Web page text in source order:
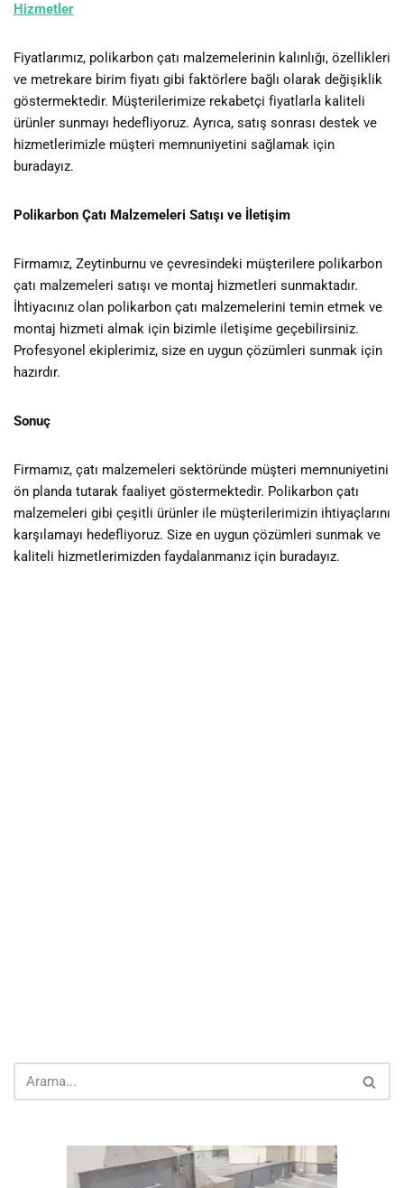
Hizmetler
Fiyatlarımız, polikarbon çatı malzemelerinin kalınlığı, özellikleri
ve metrekare birim fiyatı gibi faktörlere bağlı olarak değişiklik
göstermektedir. Müşterilerimize rekabetçi fiyatlarla kaliteli
ürünler sunmayı hedefliyoruz. Ayrıca, satış sonrası destek ve
hizmetlerimizle müşteri memnuniyetini sağlamak için
buradayız.
Polikarbon Çatı Malzemeleri Satışı ve İletişim
Firmamız, Zeytinburnu ve çevresindeki müşterilere polikarbon
çatı malzemeleri satışı ve montaj hizmetleri sunmaktadır.
İhtiyacınız olan polikarbon çatı malzemelerini temin etmek ve
montaj hizmeti almak için bizimle iletişime geçebilirsiniz.
Profesyonel ekiplerimiz, size en uygun çözümleri sunmak için
hazırdır.
Sonuç
Firmamız, çatı malzemeleri sektöründe müşteri memnuniyetini
ön planda tutarak faaliyet göstermektedir. Polikarbon çatı
malzemeleri gibi çeşitli ürünler ile müşterilerimizin ihtiyaçlarını
karşılamayı hedefliyoruz. Size en uygun çözümleri sunmak ve
kaliteli hizmetlerimizden faydalanmanız için buradayız.